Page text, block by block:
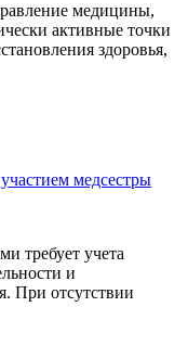
медицины,
активные точки
здоровья,
медсестры
требует учета
и
При отсутствии